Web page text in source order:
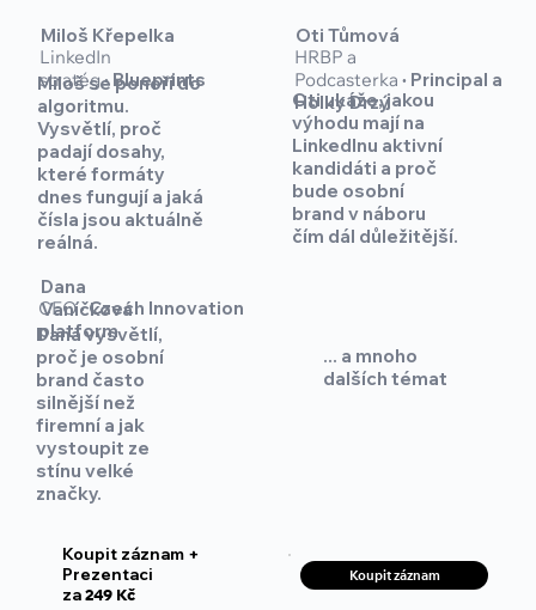
Miloš Křepelka
LinkedIn
stratég·Blueprints
Miloš se ponoří do
algoritmu.
Vysvětlí, proč
padají dosahy,
které formáty
dnes fungují a jaká
čísla jsou aktuálně
reálná.
Oti Tůmová
HRBP a
Podcasterka · Principal a
Holky Drzý
Oti ukáže, jakou
výhodu mají na
LinkedInu aktivní
kandidáti a proč
bude osobní
brand v náboru
čím dál důležitější.
Dana
Vaníčková
CEO·Czech Innovation
platform
Dana vysvětlí,
proč je osobní
brand často
silnější než
firemní a jak
vystoupit ze
stínu velké
značky.
... a mnoho
dalších témat
Koupit záznam +
Prezentaci
za249 Kč
Koupit záznam